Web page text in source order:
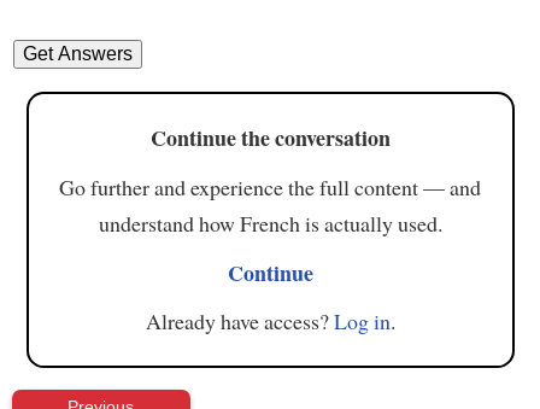
Continue the conversation
Go further and experience the full content — and
understand how French is actually used.
Continue
Already have access?Log in.